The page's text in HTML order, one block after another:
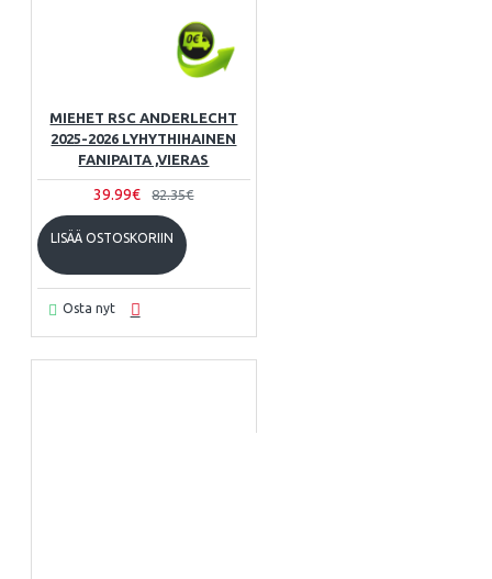
MIEHET RSC ANDERLECHT
2025-2026 LYHYTHIHAINEN
FANIPAITA ,VIERAS
39.99€ 82.35€
LISÄÄ OSTOSKORIIN
Osta nyt